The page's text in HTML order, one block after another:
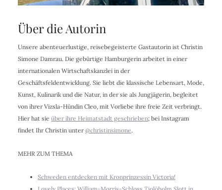
Über die Autorin
Unsere abenteuerlustige, reisebegeisterte Gastautorin ist Christin
Simone Damrau. Die gebürtige Hamburgerin arbeitet in einer
internationalen Wirtschaftskanzlei in der
Geschäftsfeldentwicklung. Sie liebt die klassische Lebensart, Mode,
Kunst, Kulinarik und die Natur, in der sie als Jungjägerin, begleitet
von ihrer Vizsla-Hündin Cleo, mit Vorliebe ihre freie Zeit verbringt.
Hier hat sie über ihre Heimatstadt geschrieben; bei Instagram
findet Ihr Christin unter @christinsimone.
MEHR ZUM THEMA
Schweden entdecken mit Kronprinzessin Victoria!